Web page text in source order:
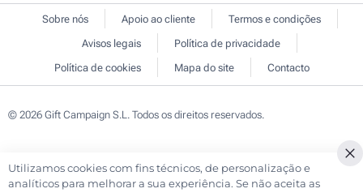
Sobre nós Apoio ao cliente
Termos e condições
Avisos legais
Política de privacidade
Política de cookies
Mapa do site Contacto
© 2026 Gift Campaign S.L. Todos os direitos reservados.
Utilizamos cookies com fins técnicos, de personalização e
analíticos para melhorar a sua experiência. Se não aceita as